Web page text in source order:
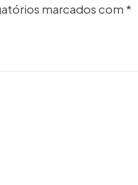
marcados com *